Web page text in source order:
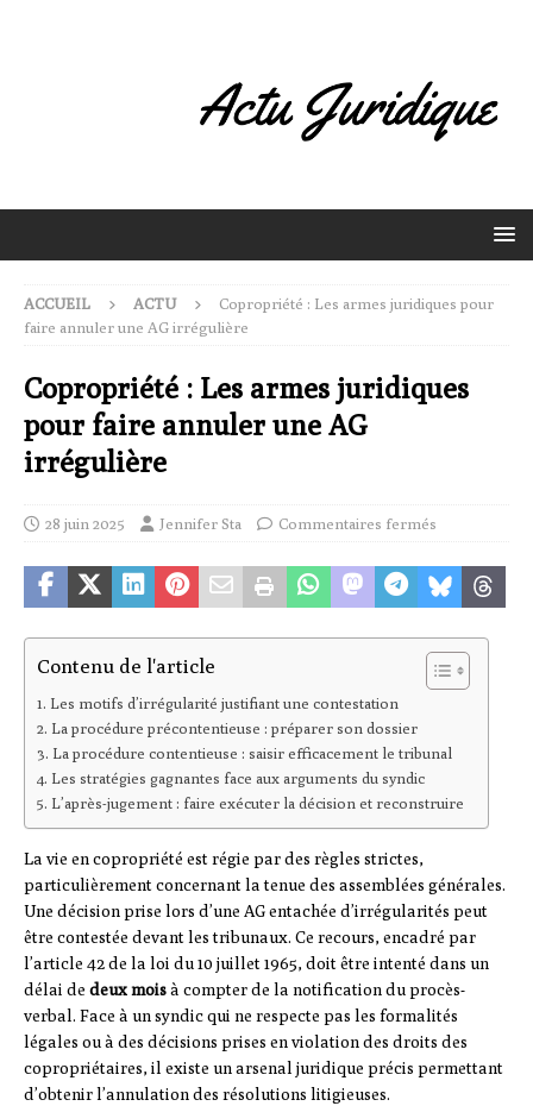
ACCUEIL ACTU
Copropriété : Les armes juridiques pour
faire annuler une AG irrégulière
Copropriété : Les armes juridiques
pour faire annuler une AG
irrégulière
28 juin 2025 Jennifer Sta Commentaires fermés
Contenu de l'article
Les motifs d’irrégularité justifiant une contestation
La procédure précontentieuse : préparer son dossier
La procédure contentieuse : saisir efficacement le tribunal
Les stratégies gagnantes face aux arguments du syndic
L’après-jugement : faire exécuter la décision et reconstruire
La vie en copropriété est régie par des règles strictes,
particulièrement concernant la tenue des assemblées générales.
Une décision prise lors d’une AG entachée d’irrégularités peut
être contestée devant les tribunaux. Ce recours, encadré par
l’article 42 de la loi du 10 juillet 1965, doit être intenté dans un
délai de deux moisà compter de la notification du procès-
verbal. Face à un syndic qui ne respecte pas les formalités
légales ou à des décisions prises en violation des droits des
copropriétaires, il existe un arsenal juridique précis permettant
d’obtenir l’annulation des résolutions litigieuses.